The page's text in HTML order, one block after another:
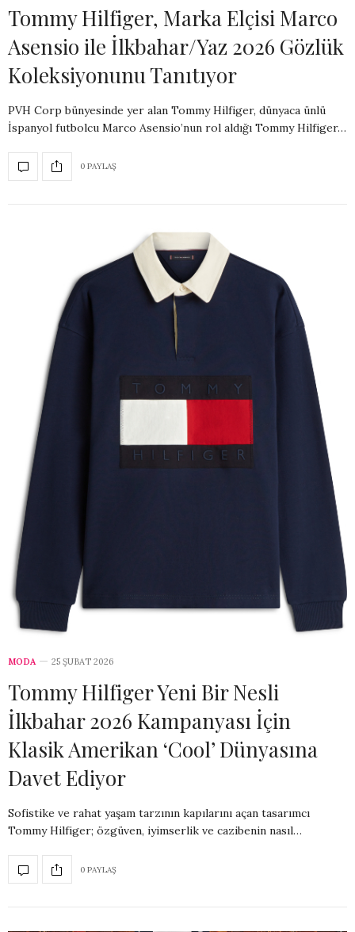
Tommy Hilfiger, Marka Elçisi Marco
Asensio ile İlkbahar/Yaz 2026 Gözlük
Koleksiyonunu Tanıtıyor
PVH Corp bünyesinde yer alan Tommy Hilfiger, dünyaca ünlü
İspanyol futbolcu Marco Asensio’nun rol aldığı Tommy Hilfiger…
0 PAYLAŞ
MODA 25 ŞUBAT 2026
Tommy Hilfiger Yeni Bir Nesli
İlkbahar 2026 Kampanyası İçin
Klasik Amerikan ‘Cool’ Dünyasına
Davet Ediyor
Sofistike ve rahat yaşam tarzının kapılarını açan tasarımcı
Tommy Hilfiger; özgüven, iyimserlik ve cazibenin nasıl…
0 PAYLAŞ